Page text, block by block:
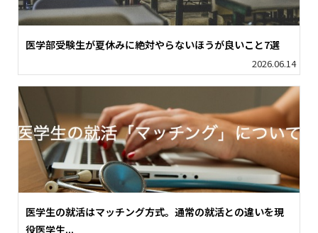
医学部受験生が夏休みに絶対やらないほうが良いこと7選
2026.06.14
医学生の就活はマッチング方式。通常の就活との違いを現
役医学生...